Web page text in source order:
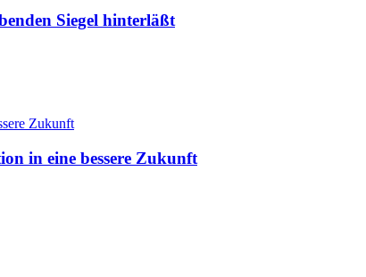
Siegel hinterläßt
in eine bessere Zukunft